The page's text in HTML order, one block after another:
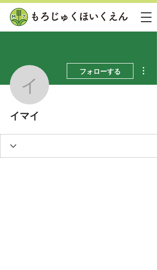
イマイ
フォローする
イマイ